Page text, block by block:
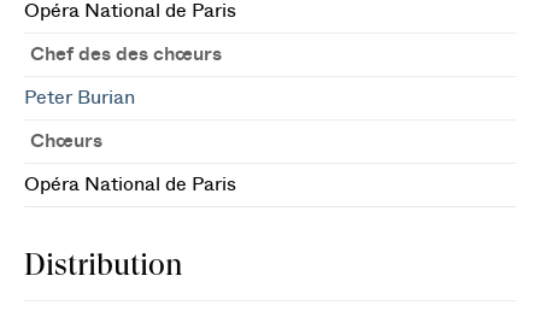
Opéra National de Paris
Chef des des chœurs
Peter Burian
Chœurs
Opéra National de Paris
Distribution